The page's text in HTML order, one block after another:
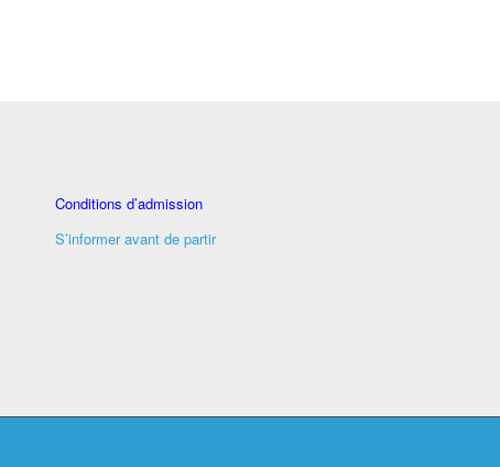
Conditions d’admission
S’informer avant de partir